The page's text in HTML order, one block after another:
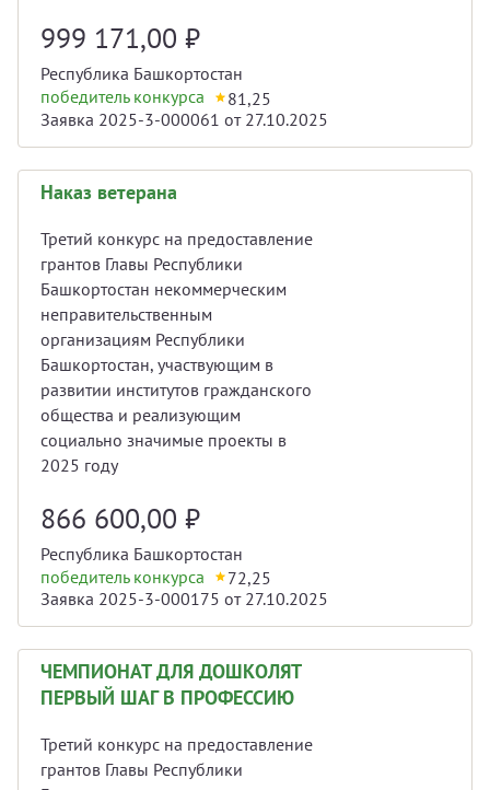
999 171,00 ₽
Республика Башкортостан
победитель конкурса
81,25
Заявка 2025-3-000061 от 27.10.2025
Наказ ветерана
Третий конкурс на предоставление
грантов Главы Республики
Башкортостан некоммерческим
неправительственным
организациям Республики
Башкортостан, участвующим в
развитии институтов гражданского
общества и реализующим
социально значимые проекты в
2025 году
866 600,00 ₽
Республика Башкортостан
победитель конкурса
72,25
Заявка 2025-3-000175 от 27.10.2025
ЧЕМПИОНАТ ДЛЯ ДОШКОЛЯТ
ПЕРВЫЙ ШАГ В ПРОФЕССИЮ
Третий конкурс на предоставление
грантов Главы Республики